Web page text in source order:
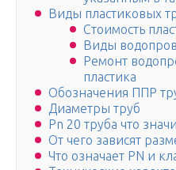
Виды пластиковых
Стоимость
Виды
Ремонт
пластика
Обозначения ППР
Диаметры труб
Pn 20 труба что
От чего зависят
Что означает PN и